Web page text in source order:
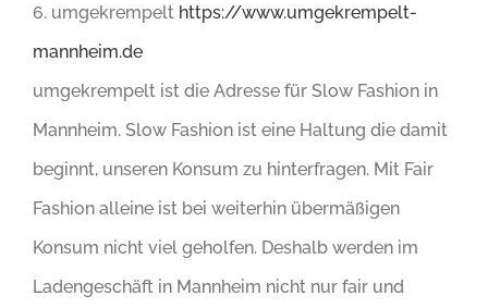
6. umgekrempelt https://www.umgekrempelt-
mannheim.de
umgekrempelt ist die Adresse für Slow Fashion in
Mannheim. Slow Fashion ist eine Haltung die damit
beginnt, unseren Konsum zu hinterfragen. Mit Fair
Fashion alleine ist bei weiterhin übermäßigen
Konsum nicht viel geholfen. Deshalb werden im
Ladengeschäft in Mannheim nicht nur fair und